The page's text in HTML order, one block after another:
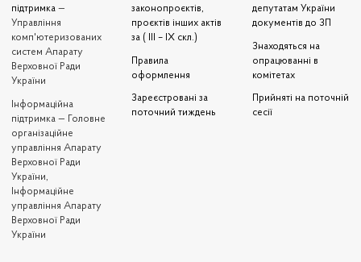
підтримка —
Управління
комп'ютеризованих
систем Апарату
Верховної Ради
України
Iнформаційна
підтримка — Головне
організаційне
управління Апарату
Верховної Ради
України,
Інформаційне
управління Апарату
Верховної Ради
України
законопроєктів,
проєктів інших актів
за ( III – IX скл.)
Правила
оформлення
Зареєстровані за
поточний тиждень
депутатам України
документів до ЗП
Знаходяться на
опрацюванні в
комітетах
Прийняті на поточній
сесії